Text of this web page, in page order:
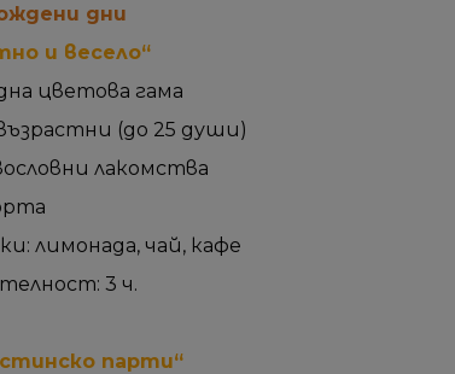
дни
и весело“
цветова гама
(до 25 души)
лакомства
лимонада, чай, кафе
3 ч.
парти“